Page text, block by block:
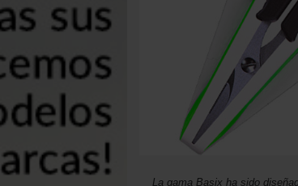
La gama Basix ha sido